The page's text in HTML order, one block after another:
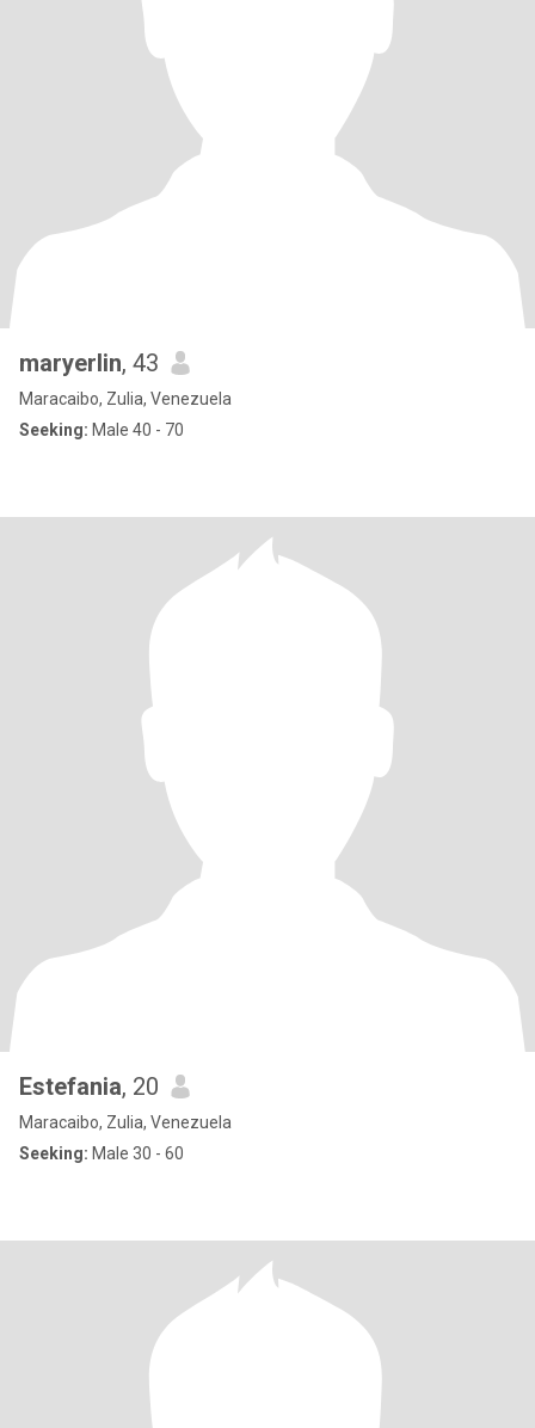
maryerlin, 43
Maracaibo, Zulia, Venezuela
Seeking: Male 40 - 70
Estefania, 20
Maracaibo, Zulia, Venezuela
Seeking: Male 30 - 60